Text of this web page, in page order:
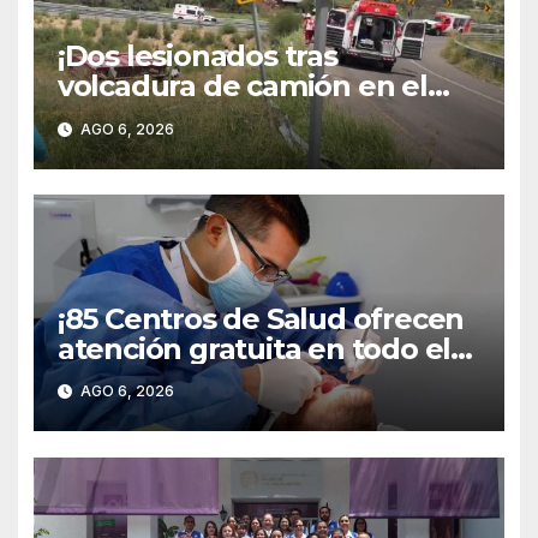
¡Dos lesionados tras
volcadura de camión en el
libramiento carretero
poniente!
AGO 6, 2026
¡85 Centros de Salud ofrecen
atención gratuita en todo el
territorio estatal!
AGO 6, 2026